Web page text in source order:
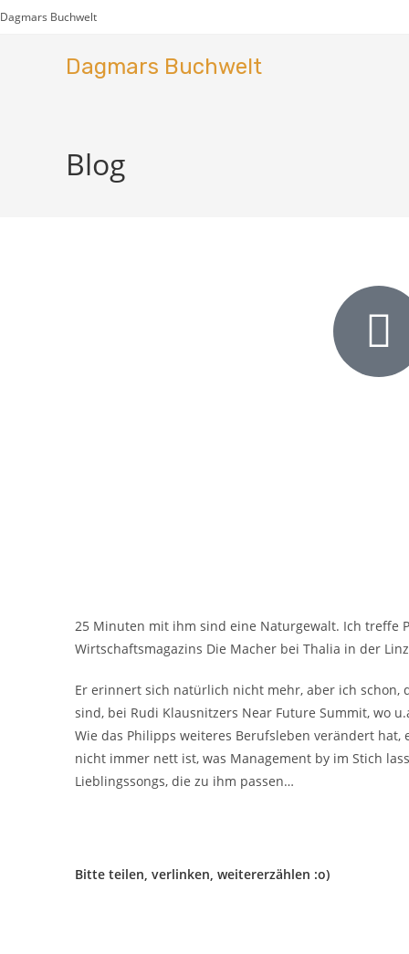
Dagmars Buchwelt
Dagmars Buchwelt
Blog
25 Minuten mit ihm sind eine Naturgewalt. Ich treffe
Wirtschaftsmagazins Die Macher bei Thalia in der
Er erinnert sich natürlich nicht mehr, aber ich schon,
sind, bei Rudi Klausnitzers Near Future Summit, wo
Wie das Philipps weiteres Berufsleben verändert
nicht immer nett ist, was Management by im Stich
Lieblingssongs, die zu ihm passen…
Bitte teilen, verlinken, weitererzählen :o)